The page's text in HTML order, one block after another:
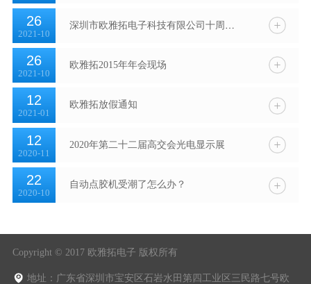
26
2021-10
26
2021-10
欧雅拓2015年年会现场
12
2021-01
欧雅拓放假通知
12
2020-11
2020年第二十二届高交会光电显示展
22
2020-10
自动点胶机受潮了怎么办？
Copyright © 2017 欧雅拓电子 版权所有
地址：广东省深圳市宝安区石岩水田第四工业区三民路七号欧